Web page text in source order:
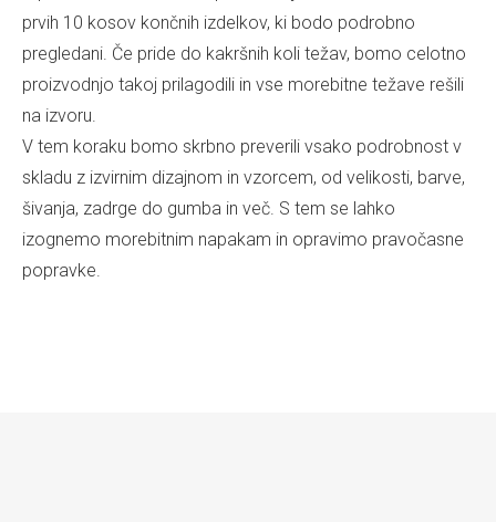
prvih 10 kosov končnih izdelkov, ki bodo podrobno
pregledani. Če pride do kakršnih koli težav, bomo celotno
proizvodnjo takoj prilagodili in vse morebitne težave rešili
na izvoru.
V tem koraku bomo skrbno preverili vsako podrobnost v
skladu z izvirnim dizajnom in vzorcem, od velikosti, barve,
šivanja, zadrge do gumba in več. S tem se lahko
izognemo morebitnim napakam in opravimo pravočasne
popravke.